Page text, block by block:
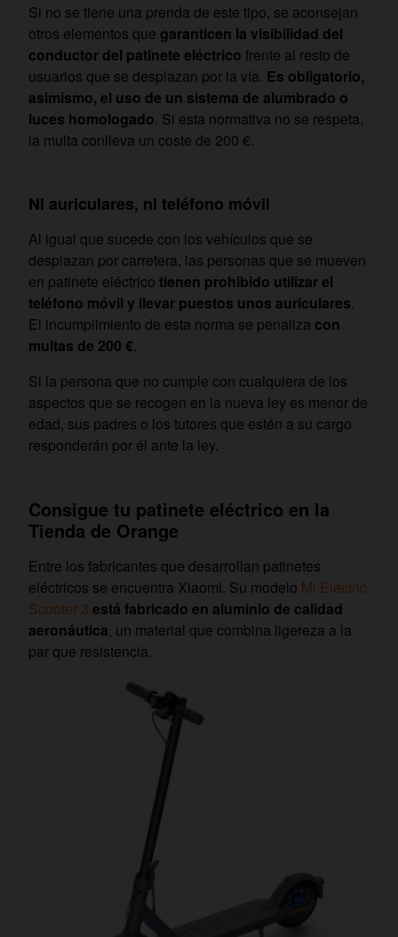
Si no se tiene una prenda de este tipo, se aconsejan
otros elementos que garanticen la visibilidad del
conductor del patinete eléctrico frente al resto de
usuarios que se desplazan por la vía. Es obligatorio,
asimismo, el uso de un sistema de alumbrado o
luces homologado. Si esta normativa no se respeta,
la multa conlleva un coste de 200 €.
Ni auriculares, ni teléfono móvil
Al igual que sucede con los vehículos que se
desplazan por carretera, las personas que se mueven
en patinete eléctrico tienen prohibido utilizar el
teléfono móvil y llevar puestos unos auriculares.
El incumplimiento de esta norma se penaliza con
multas de 200 €.
Si la persona que no cumple con cualquiera de los
aspectos que se recogen en la nueva ley es menor de
edad, sus padres o los tutores que estén a su cargo
responderán por él ante la ley.
Consigue tu patinete eléctrico en la
Tienda de Orange
Entre los fabricantes que desarrollan patinetes
eléctricos se encuentra Xiaomi. Su modelo Mi Electric
Scooter 3 está fabricado en aluminio de calidad
aeronáutica, un material que combina ligereza a la
par que resistencia.